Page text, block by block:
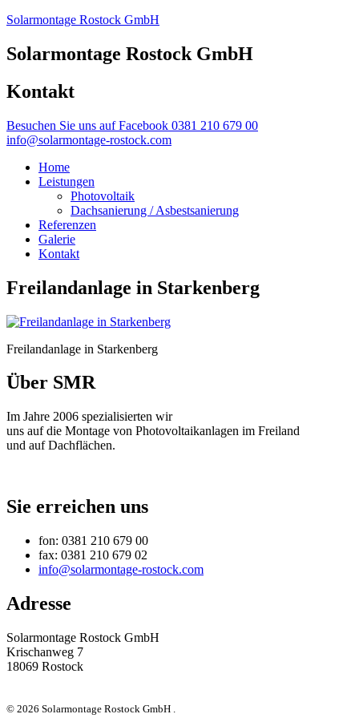
Solarmontage Rostock GmbH
Solarmontage Rostock GmbH
Kontakt
Besuchen Sie uns auf Facebook 0381 210 679 00
info@solarmontage-rostock.com
Home
Leistungen
Photovoltaik
Dachsanierung / Asbestsanierung
Referenzen
Galerie
Kontakt
Freilandanlage in Starkenberg
Freilandanlage in Starkenberg
Über SMR
Im Jahre 2006 spezialisierten wir
uns auf die Montage von Photovoltaikanlagen im Freiland
und auf Dachflächen.
Sie erreichen uns
fon: 0381 210 679 00
fax: 0381 210 679 02
info@solarmontage-rostock.com
Adresse
Solarmontage Rostock GmbH
Krischanweg 7
18069 Rostock
© 2026 Solarmontage Rostock GmbH .